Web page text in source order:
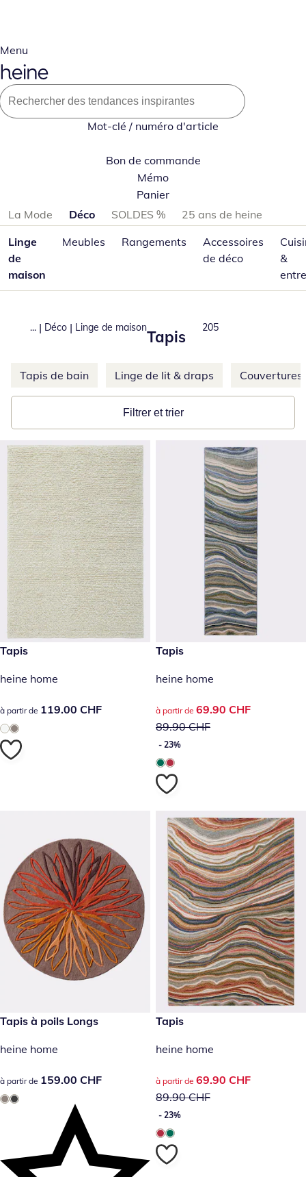
Menu
Mot-clé / numéro d'article
Bon de commande
Mémo
Panier
Passer les catégories de produits
La Mode Déco SOLDES %
25 ans de heine
Linge
de
maison
Meubles Rangements
Accessoires
de déco
&
... | Déco | Linge de maison
Tapis
Total number of
205
Ignorer d'autres catégories
Tapis de bain Linge de lit & draps
Filtrer et trier
119.00 CHF
Tapis
heine home
119.00 CHF
à partir de 119.00 CHF
prix réduit : 69.90 CHF,
- 23%
Tapis
heine home
prix réduit : 69.90 CHF,
à partir de 69.90 CHF
89.90 CHF
- 23%
159.00 CHF
Tapis à poils Longs
heine home
159.00 CHF
à partir de 159.00 CHF
prix réduit : 69.90 CHF,
- 23%
Tapis
heine home
prix réduit : 69.90 CHF,
à partir de 69.90 CHF
89.90 CHF
- 23%